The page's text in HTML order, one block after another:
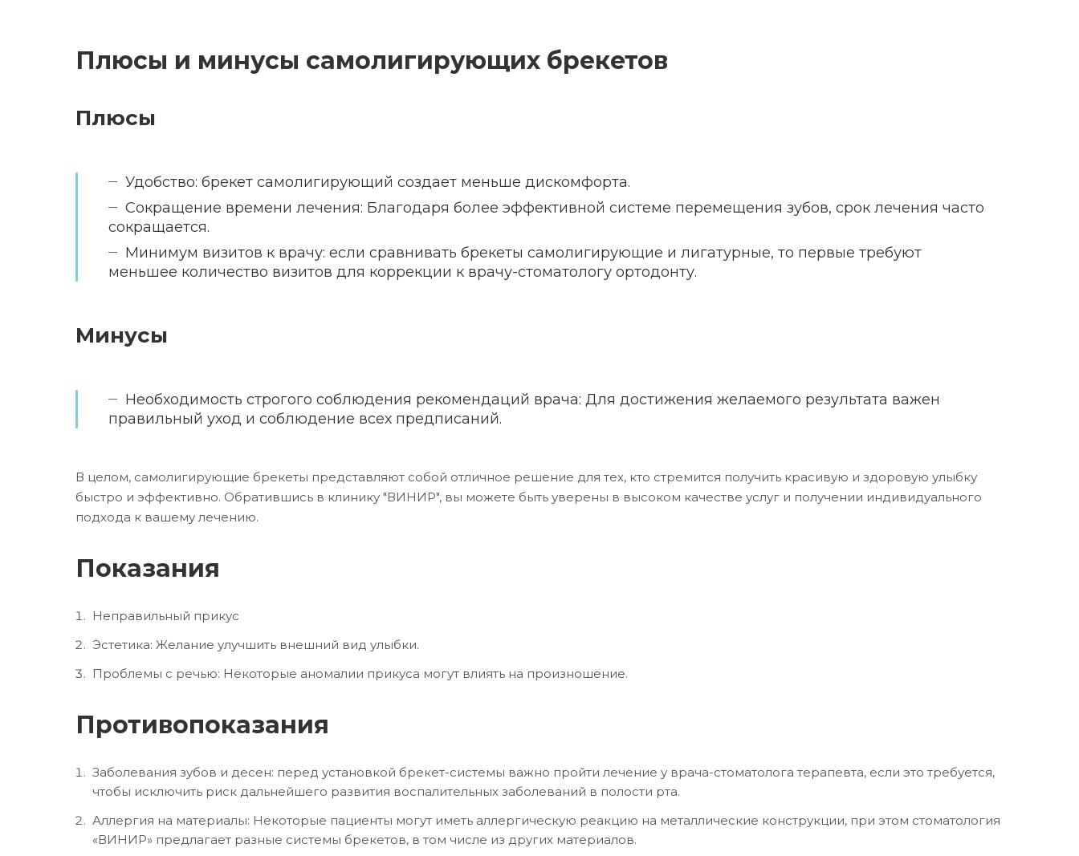
Плюсы и минусы самолигирующих брекетов
Плюсы
Удобство: брекет самолигирующий создает меньше дискомфорта.
Сокращение времени лечения: Благодаря более эффективной системе перемещения зубов, срок лечения часто
сокращается.
Минимум визитов к врачу: если сравнивать брекеты самолигирующие и лигатурные, то первые требуют
меньшее количество визитов для коррекции к врачу-стоматологу ортодонту.
Минусы
Необходимость строгого соблюдения рекомендаций врача: Для достижения желаемого результата важен
правильный уход и соблюдение всех предписаний.
В целом, самолигирующие брекеты представляют собой отличное решение для тех, кто стремится получить красивую и здоровую улыбку
быстро и эффективно. Обратившись в клинику "ВИНИР", вы можете быть уверены в высоком качестве услуг и получении индивидуального
подхода к вашему лечению.
Показания
Неправильный прикус
Эстетика: Желание улучшить внешний вид улыбки.
Проблемы с речью: Некоторые аномалии прикуса могут влиять на произношение.
Противопоказания
Заболевания зубов и десен: перед установкой брекет-системы важно пройти лечение у врача-стоматолога терапевта, если это требуется,
чтобы исключить риск дальнейшего развития воспалительных заболеваний в полости рта.
Аллергия на материалы: Некоторые пациенты могут иметь аллергическую реакцию на металлические конструкции, при этом стоматология
«ВИНИР» предлагает разные системы брекетов, в том числе из других материалов.